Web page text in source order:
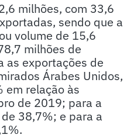
milhões, com 33,6
sendo que a
volume de 15,6
milhões de
as exportações de
Árabes Unidos,
em relação às
de 2019; para a
38,7%; e para a